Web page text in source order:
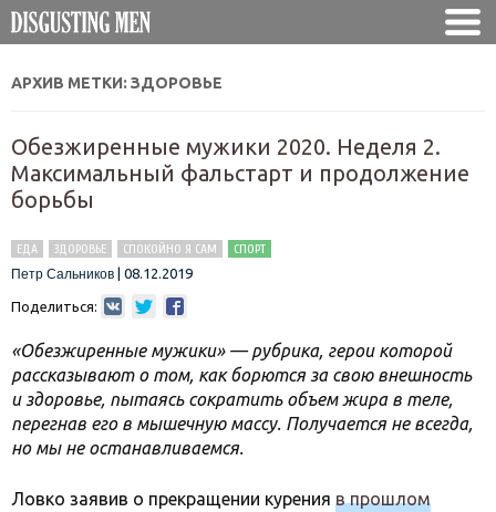
АРХИВ МЕТКИ: ЗДОРОВЬЕ
Обезжиренные мужики 2020. Неделя 2.
Максимальный фальстарт и продолжение
борьбы
ЕДА ЗДОРОВЬЕ СПОКОЙНО Я САМ
СПОРТ
Петр Сальников
08.12.2019
Поделиться:
«Обезжиренные мужики» — рубрика, герои которой
рассказывают о том, как борются за свою внешность
и здоровье, пытаясь сократить объем жира в теле,
перегнав его в мышечную массу. Получается не всегда,
но мы не останавливаемся.
Ловко заявив о прекращении курения в прошлом